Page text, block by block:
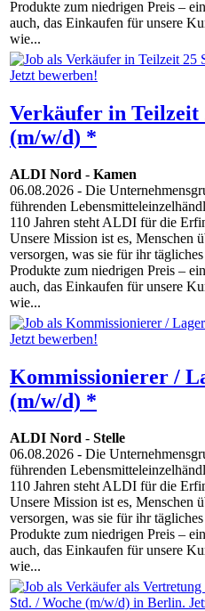
Produkte zum niedrigen Preis –
auch, das Einkaufen für unsere
wie...
Verkäufer in Teilzeit
(m/w/d) *
ALDI Nord - Kamen
06.08.2026 - Die
führenden
110 Jahren steht ALDI für die
Unsere Mission ist es, Menschen
versorgen, was sie für ihr
Produkte zum niedrigen Preis –
auch, das Einkaufen für unsere
wie...
Kommissionierer /
(m/w/d) *
ALDI Nord - Stelle
06.08.2026 - Die
führenden
110 Jahren steht ALDI für die
Unsere Mission ist es, Menschen
versorgen, was sie für ihr
Produkte zum niedrigen Preis –
auch, das Einkaufen für unsere
wie...